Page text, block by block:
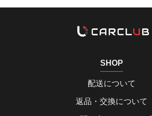
SHOP
配送について
返品・交換について